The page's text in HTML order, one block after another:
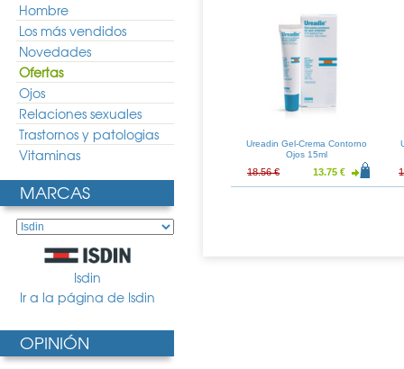
Hombre
Los más vendidos
Novedades
Ofertas
Ojos
Relaciones sexuales
Trastornos y patologias
Vitaminas
MARCAS
Isdin
Ir a la página de Isdin
OPINIÓN
Ureadin Gel-Crema Contorno
Ojos 15ml
18.56 € 13.75 €